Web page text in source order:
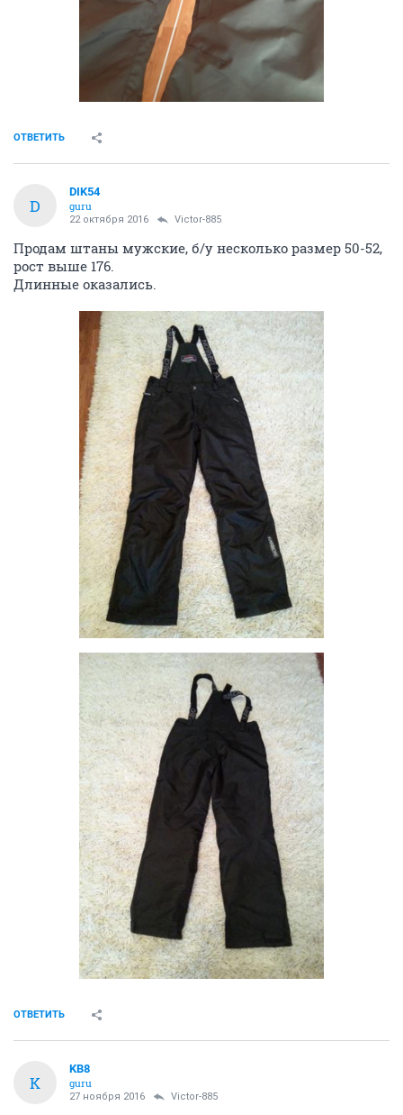
ОТВЕТИТЬ
D
DIK54
guru
22 октября 2016 Victor-885
Продам штаны мужские, б/у несколько размер 50-52,
рост выше 176.
Длинные оказались.
ОТВЕТИТЬ
K
KB8
guru
27 ноября 2016 Victor-885